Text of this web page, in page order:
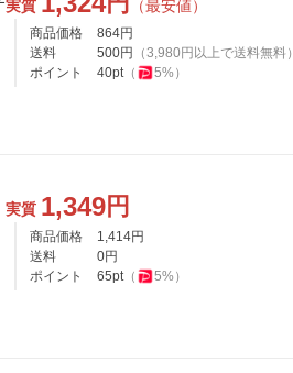
実質 （最安値）
商品価格 864円
送料
500円 （3,980 円以上で送料無料）
ポイント
40pt（ 5%）
実質 1,349円
商品価格 1,414円
送料
0円
ポイント
65pt（ 5%）